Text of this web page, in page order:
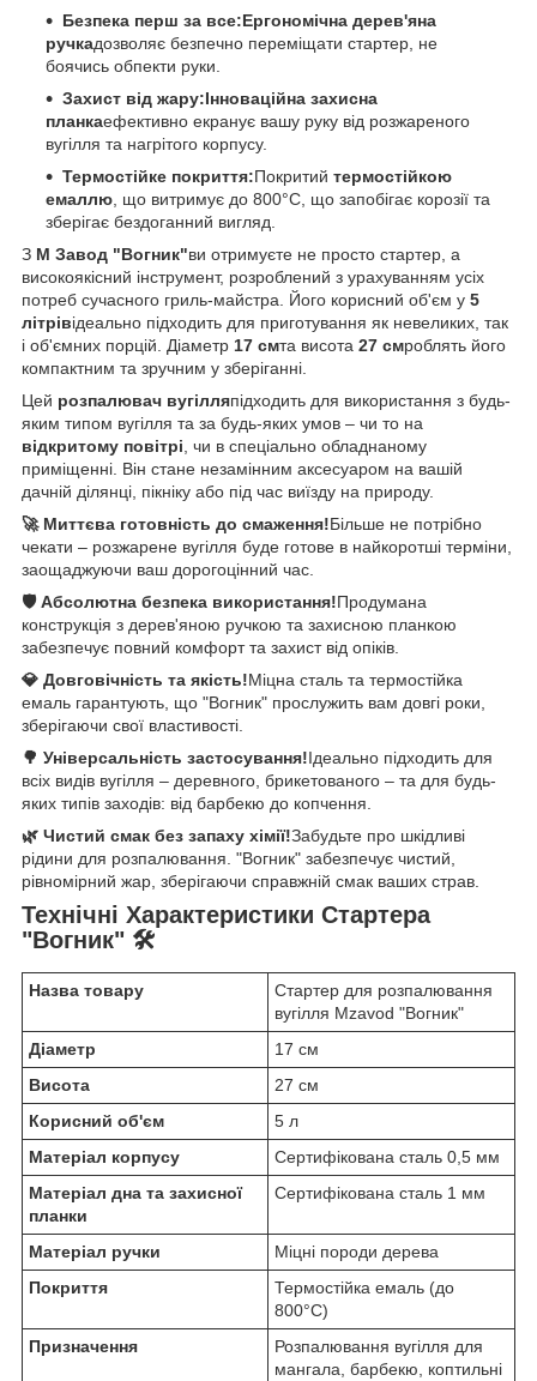
Безпека перш за все:Ергономічна дерев'яна
ручкадозволяє безпечно переміщати стартер, не
боячись обпекти руки.
Захист від жару:Інноваційна захисна
планкаефективно екранує вашу руку від розжареного
вугілля та нагрітого корпусу.
Термостійке покриття:Покритий термостійкою
емаллю, що витримує до 800°C, що запобігає корозії та
зберігає бездоганний вигляд.
З M Завод "Вогник"ви отримуєте не просто стартер, а
високоякісний інструмент, розроблений з урахуванням усіх
потреб сучасного гриль-майстра. Його корисний об'єм у 5
літрівідеально підходить для приготування як невеликих, так
і об'ємних порцій. Діаметр 17 смта висота 27 смроблять його
компактним та зручним у зберіганні.
Цей розпалювач вугілляпідходить для використання з будь-
яким типом вугілля та за будь-яких умов – чи то на
відкритому повітрі, чи в спеціально обладнаному
приміщенні. Він стане незамінним аксесуаром на вашій
дачній ділянці, пікніку або під час виїзду на природу.
🚀 Миттєва готовність до смаження!Більше не потрібно
чекати – розжарене вугілля буде готове в найкоротші терміни,
заощаджуючи ваш дорогоцінний час.
🛡️ Абсолютна безпека використання!Продумана
конструкція з дерев'яною ручкою та захисною планкою
забезпечує повний комфорт та захист від опіків.
💎 Довговічність та якість!Міцна сталь та термостійка
емаль гарантують, що "Вогник" прослужить вам довгі роки,
зберігаючи свої властивості.
🌳 Універсальність застосування!Ідеально підходить для
всіх видів вугілля – деревного, брикетованого – та для будь-
яких типів заходів: від барбекю до копчення.
🌿 Чистий смак без запаху хімії!Забудьте про шкідливі
рідини для розпалювання. "Вогник" забезпечує чистий,
рівномірний жар, зберігаючи справжній смак ваших страв.
Технічні Характеристики Стартера
"Вогник" 🛠️
Назва товару
Стартер для розпалювання
вугілля Mzavod "Вогник"
Діаметр
17 см
Висота
27 см
Корисний об'єм
5 л
Матеріал корпусу
Сертифікована сталь 0,5 мм
Матеріал дна та захисної
планки
Сертифікована сталь 1 мм
Матеріал ручки
Міцні породи дерева
Покриття
Термостійка емаль (до
800°C)
Призначення
Розпалювання вугілля для
мангала, барбекю, коптильні